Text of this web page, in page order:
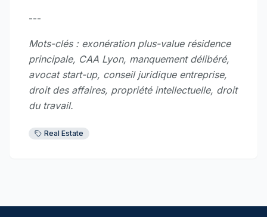
---
Mots-clés : exonération plus-value résidence
principale, CAA Lyon, manquement délibéré,
avocat start-up, conseil juridique entreprise,
droit des affaires, propriété intellectuelle, droit
du travail.
Real Estate